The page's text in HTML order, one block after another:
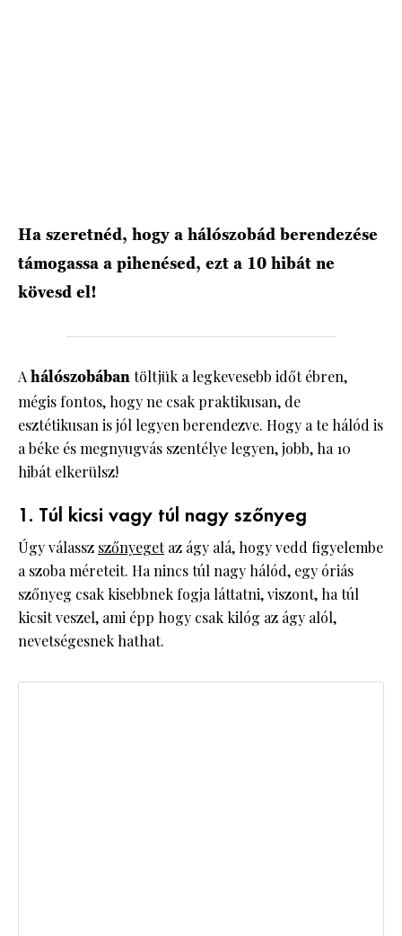
Ha szeretnéd, hogy a hálószobád berendezése
támogassa a pihenésed, ezt a 10 hibát ne
kövesd el!
Ahálószobábantöltjük a legkevesebb időt ébren,
mégis fontos, hogy ne csak praktikusan, de
esztétikusan is jól legyen berendezve. Hogy a te hálód is
a béke és megnyugvás szentélye legyen, jobb, ha 10
hibát elkerülsz!
1. Túl kicsi vagy túl nagy szőnyeg
Úgy válassz szőnyegetaz ágy alá, hogy vedd figyelembe
a szoba méreteit. Ha nincs túl nagy hálód, egy óriás
szőnyeg csak kisebbnek fogja láttatni, viszont, ha túl
kicsit veszel, ami épp hogy csak kilóg az ágy alól,
nevetségesnek hathat.